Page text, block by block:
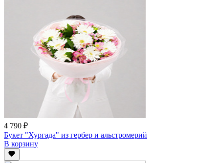
4 790 ₽
Букет "Хургада" из гербер и альстромерий
В корзину